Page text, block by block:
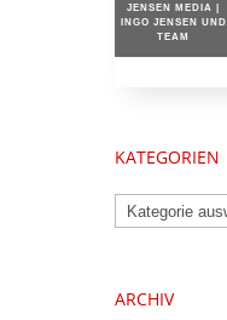
JENSEN MEDIA |
INGO JENSEN UND
TEAM
KATEGORIEN
Kategorien
ARCHIV